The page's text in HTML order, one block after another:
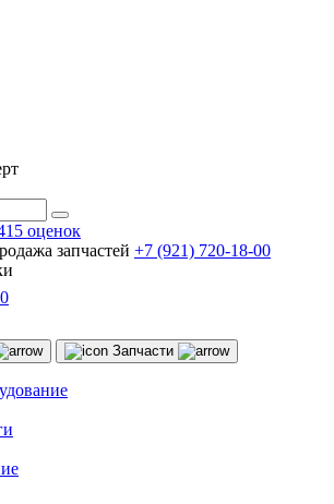
оценок
запчастей +7 (921) 720-18-00
Запчасти